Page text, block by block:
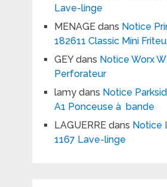
Lave-linge
MENAGEdans Notice
182611 Classic Mini
GEYdans Notice Worx
Perforateur
lamydans Notice
A1 Ponceuse à bande
LAGUERREdans Notice
1167 Lave-linge